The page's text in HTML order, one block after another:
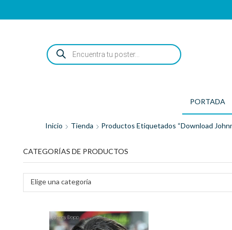
ENCUENTRA
TU
POSTER...
PORTADA
Inicio Tienda Productos Etiquetados “download
CATEGORÍAS DE PRODUCTOS
Elige una categoría